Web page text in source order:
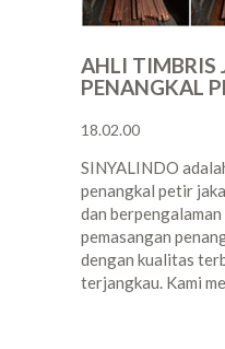
AHLI TIMBRIS
PENANGKAL
18.02.00
SINYALINDO
penangkal petir
dan
pemasangan
dengan kualitas
terjangkau. Kami